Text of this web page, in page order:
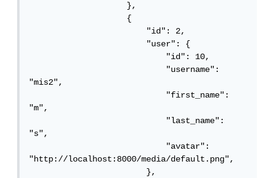
                    },
                    {
                        "id": 2,
                        "user": {
                            "id": 10,
                            "username":
"mis2",
                            "first_name":
"m",
                            "last_name":
"s",
                            "avatar":
"http://localhost:8000/media/default.png",
                        },